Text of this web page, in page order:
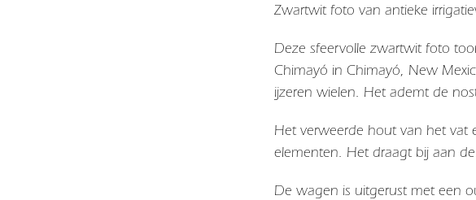
Zwartwit foto van antieke
Deze sfeervolle zwartwit foto
Chimayó in Chimayó, New
ijzeren wielen. Het ademt de
Het verweerde hout van het vat
elementen. Het draagt bij aan
De wagen is uitgerust met een